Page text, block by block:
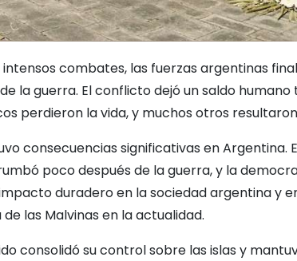
combates, las fuerzas argentinas
la guerra. El conflicto dejó un saldo
perdieron la vida, y muchos otros
consecuencias significativas en
poco después de la guerra, y la
duradero en la sociedad argentina y
las Malvinas en la actualidad.
consolidó su control sobre las islas y